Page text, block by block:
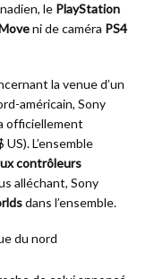
le PlayStation
ni de caméra PS4
la venue d’un
américain, Sony
officiellement
US). L’ensemble
contrôleurs
alléchant, Sony
dans l’ensemble.